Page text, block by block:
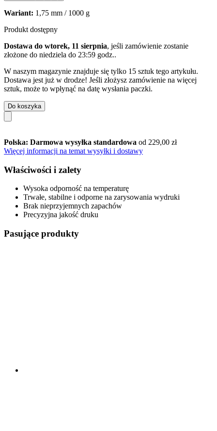
Wariant: 1,75 mm / 1000 g
Produkt dostępny
Dostawa do wtorek, 11 sierpnia, jeśli zamówienie zostanie
złożone do niedziela do 23:59 godz..
W naszym magazynie znajduje się tylko 15 sztuk tego artykułu.
Dostawa jest już w drodze! Jeśli złożysz zamówienie na więcej
sztuk, może to wpłynąć na datę wysłania paczki.
Do koszyka
Polska: Darmowa wysyłka standardowa od 229,00 zł
Więcej informacji na temat wysyłki i dostawy
Właściwości i zalety
Wysoka odporność na temperaturę
Trwałe, stabilne i odporne na zarysowania wydruki
Brak nieprzyjemnych zapachów
Precyzyjna jakość druku
Pasujące produkty